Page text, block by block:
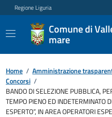
Regione Liguria
Comune di
mare
Home / Amministrazione
Concorsi /
BANDO DI SELEZIONE PUBBLICA,
TEMPO PIENO ED INDETERMINATO
ESPERTO”, IN AREA OPERATORI